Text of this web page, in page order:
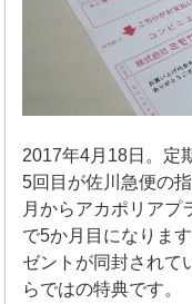
2017年4月18日。定
5回目が佐川急便の
月からアカポリアプ
で5か月目になりま
ゼントが同封されて
らではの特典です。